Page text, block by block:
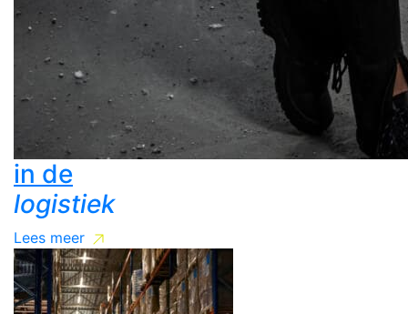
in de
logistiek
Lees meer